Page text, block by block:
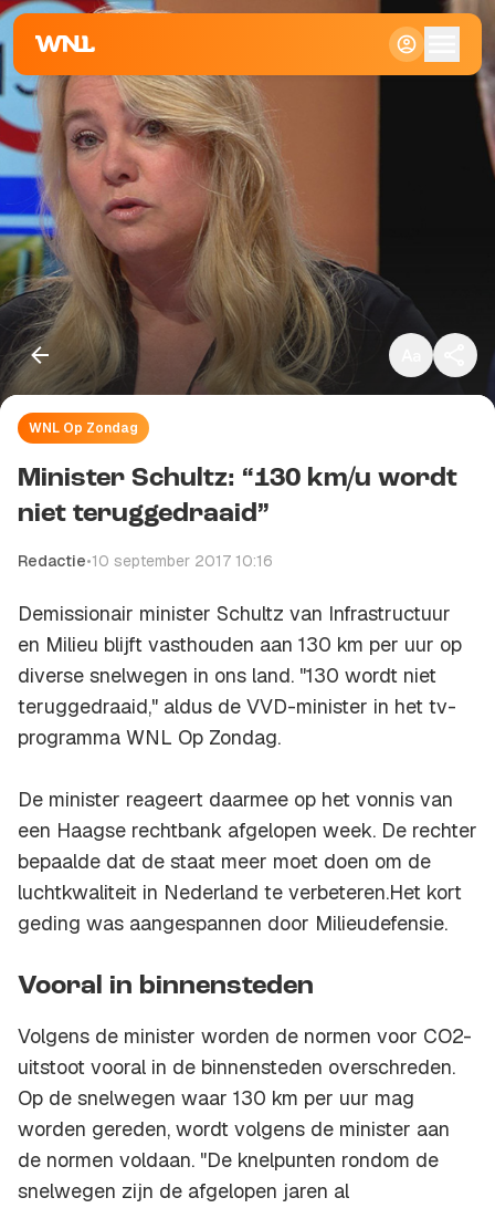
Standaard
Groot
WNL Op Zondag
Minister Schultz: “130 km/u wordt
niet teruggedraaid”
Redactie•10 september 2017 10:16
Demissionair minister Schultz van Infrastructuur
en Milieu blijft vasthouden aan 130 km per uur op
diverse snelwegen in ons land. "130 wordt niet
teruggedraaid," aldus de VVD-minister in het tv-
programma WNL Op Zondag.
De minister reageert daarmee op het vonnis van
een Haagse rechtbank afgelopen week. De rechter
bepaalde dat de staat meer moet doen om de
luchtkwaliteit in Nederland te verbeteren.Het kort
geding was aangespannen door Milieudefensie.
Vooral in binnensteden
Volgens de minister worden de normen voor CO2-
uitstoot vooral in de binnensteden overschreden.
Op de snelwegen waar 130 km per uur mag
worden gereden, wordt volgens de minister aan
de normen voldaan. "De knelpunten rondom de
snelwegen zijn de afgelopen jaren al